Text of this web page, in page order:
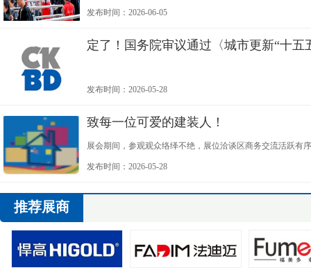
本次展会吸引了大批行业从业者到场参与，以稳定的专业人
发布时间：2026-06-05
定了！国务院审议通过〈城市更新“十
发布时间：2026-05-28
致每一位可爱的建装人！
展会期间，参观观众络绎不绝，展位洽谈区商务交流活跃有
各参方的鼎力支持与共同付出。
发布时间：2026-05-28
推荐展商